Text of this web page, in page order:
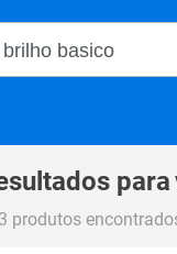
Magalu
para
produtos